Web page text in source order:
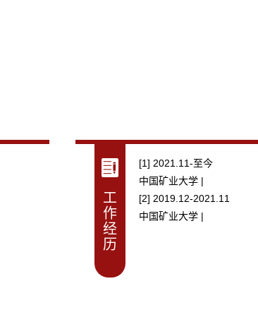
工
作
经
历
[1] 2021.11-至今
中国矿业大学 |
[2] 2019.12-2021.11
中国矿业大学 |